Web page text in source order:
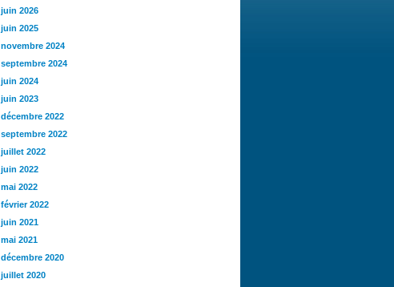
juin 2026
juin 2025
novembre 2024
septembre 2024
juin 2024
juin 2023
décembre 2022
septembre 2022
juillet 2022
juin 2022
mai 2022
février 2022
juin 2021
mai 2021
décembre 2020
juillet 2020